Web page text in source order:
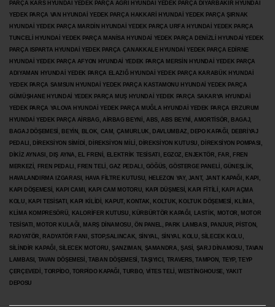
PARÇA KARS HYUNDAİ YEDEK PARÇA AĞRI HYUNDAİ YEDEK PARÇA DİYARBAKIR HYUNDAİ
YEDEK PARÇA VAN HYUNDAİ YEDEK PARÇA HAKKARİ HYUNDAİ YEDEK PARÇA ŞIRNAK
HYUNDAİ YEDEK PARÇA MARDİN HYUNDAİ YEDEK PARÇA URFA HYUNDAİ YEDEK PARÇA
TUNCELİ HYUNDAİ YEDEK PARÇA MANİSA HYUNDAİ YEDEK PARÇA DENİZLİ HYUNDAİ YEDEK
PARÇA ISPARTA HYUNDAİ YEDEK PARÇA ÇANAKKALE HYUNDAİ YEDEK PARÇA EDİRNE
HYUNDAİ YEDEK PARÇA AFYON HYUNDAİ YEDEK PARÇA MERSİN HYUNDAİ YEDEK PARÇA
ADIYAMAN HYUNDAİ YEDEK PARÇA ELAZIĞ HYUNDAİ YEDEK PARÇA KARABÜK HYUNDAİ
YEDEK PARÇA SAMSUN HYUNDAİ YEDEK PARÇA KASTAMONU HYUNDAİ YEDEK PARÇA
GÜMÜŞHANE HYUNDAİ YEDEK PARÇA MUŞ HYUNDAİ YEDEK PARÇA SAKARYA HYUNDAİ
YEDEK PARÇA YALOVA HYUNDAİ YEDEK PARÇA MUĞLA HYUNDAİ YEDEK PARÇA ERZURUM
HYUNDAİ YEDEK PARÇA AİRBAG, AİRBAG BEYNİ, ABS, ABS BEYNİ, AMORTİSÖR, BAGAJ,
BAGAJ DÖŞEMESİ, BEYİN, BLOK, CAM, ÇAMURLUK, DAVLUMBAZ, DEPO KAPAĞI, DEBRİYAJ
PEDALI, DİREKSİYON SİMİDİ, DİREKSİYON MİLİ, DİREKSİYON KUTUSU, DİREKSİYON POMPASI,
DİKİZ AYNASI, DIŞ AYNA, EL FRENİ, ELEKTRİK TESİSATI, EGZOZ, ENJEKTÖR, FAR, FREN
MERKEZİ, FREN PEDALI, FREN TELİ, GAZ PEDALI, GÖĞÜS, GÖSTERGE PANELİ, GÜNEŞLİK,
HAVALANDIRMA IZGARASI, HAVA FİLTRE KUTUSU, HELEZON YAY, JANT, JANT KAPAĞI, KAPI,
KAPI DÖŞEMESİ, KAPI CAMI, KAPI CAM MOTORU, KAPI DÜŞMESİ, KAPI FİTİLİ, KAPI AÇMA
KOLU, KAPI TESİSATI, KAPI KİLİDİ, KAPUT, KONTAK, KOLTUK, KOLTUK DÖŞEMESİ, KLİMA,
KLİMA KOMPRESÖRÜ, KALORİFER KUTUSU, KÜRBÜRTÖR KAPAĞI, LASTİK, MOTOR, MOTOR
TESİSATI, MOTOR KULAĞI, MARŞ DİNAMOSU, ÖN PANEL, PARK LAMBASI, PANJUR, PİSTON,
RADYATÖR, RADYATÖR FANI, STOP,SALINCAK, SİNYAL, SİNYAL KOLU, SİLECEK KOLU,
SİLİNDİR KAPAĞI, SİLECEK MOTORU, ŞANZIMAN, ŞAMANDRA, ŞASİ, ŞARJ DİNAMOSU, TAVAN
LAMBASI, TAVAN DÖŞEMESİ, TABAN DÖŞEMESİ, TAŞIYICI, TRAVERS, TAMPON, TEYP, TEYP
ÇERÇEVEDİ, TORPİDO, TORPİDO KAPAĞI, TURBO, VİTES TELİ, WESTİNGHOUSE, YAKIT
DEPOSU